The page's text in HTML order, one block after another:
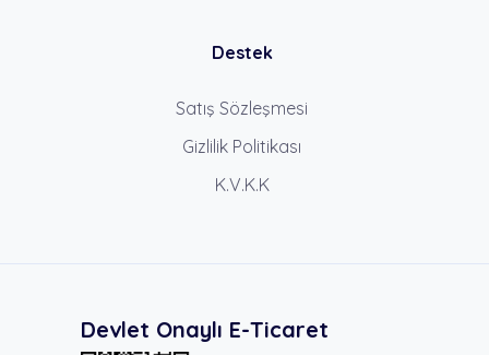
Destek
Satış Sözleşmesi
Gizlilik Politikası
K.V.K.K
Devlet Onaylı E-Ticaret